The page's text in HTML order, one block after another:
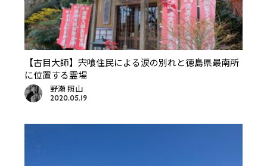
【古目大師】宍喰住民による涙の別れと徳島県最南所
に位置する霊場
野瀬 照山
2020.05.19